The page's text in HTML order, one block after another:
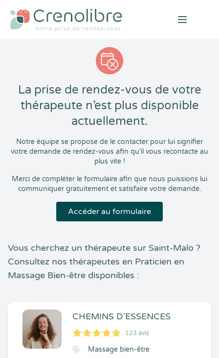
Open
La prise de rendez-vous de votre
thérapeute n’est plus disponible
actuellement.
Notre équipe se propose de le contacter pour lui signifier
votre demande de rendez-vous afin qu’il vous recontacte au
plus vite !
Merci de compléter le formulaire afin que nous puissions lui
communiquer gratuitement et satisfaire votre demande.
Accéder au formulaire
Vous cherchez un thérapeute sur Saint-Malo ?
Consultez nos thérapeutes en Praticien en
Massage Bien-être disponibles :
CHEMINS D'ESSENCES
5
1
5
123 123 avis
Massage bien-être